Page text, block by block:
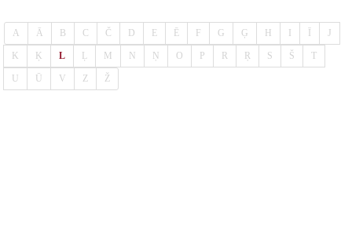
A Ā B C Č D E Ē F G Ģ H J
K Ķ L Ļ M N Ņ O P R Ŗ S Š T
U Ū V Z Ž